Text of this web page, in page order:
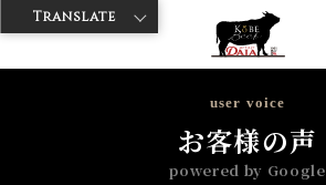
神戸牛ダイヤ > 神戸牛ダイア 浅草1号店
user voice
お客様の声
powered by Google
Translate